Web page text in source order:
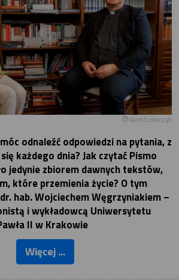
Karol Szewczyk
odnaleźć odpowiedzi na pytania, z
każdego dnia? Jak czytać Pismo
jedynie zbiorem dawnych tekstów,
które przemienia życie? O tym
hab. Wojciechem Węgrzyniakiem –
i wykładowcą Uniwersytetu
II w Krakowie
Więcej ...